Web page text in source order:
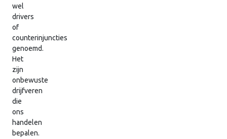
wel
drivers
of
counterinjuncties
genoemd.
Het
zijn
onbewuste
drijfveren
die
ons
handelen
bepalen.